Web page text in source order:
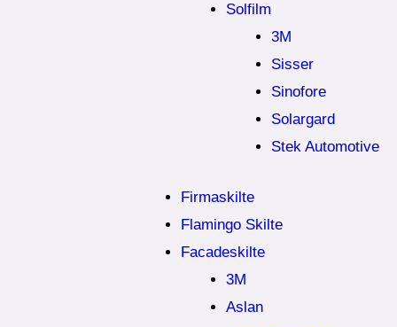
Solfilm
3M
Sisser
Sinofore
Solargard
Stek Automotive
Firmaskilte
Flamingo Skilte
Facadeskilte
3M
Aslan